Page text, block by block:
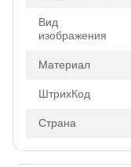
Вид
изображения
Материал
ШтрихКод
Страна